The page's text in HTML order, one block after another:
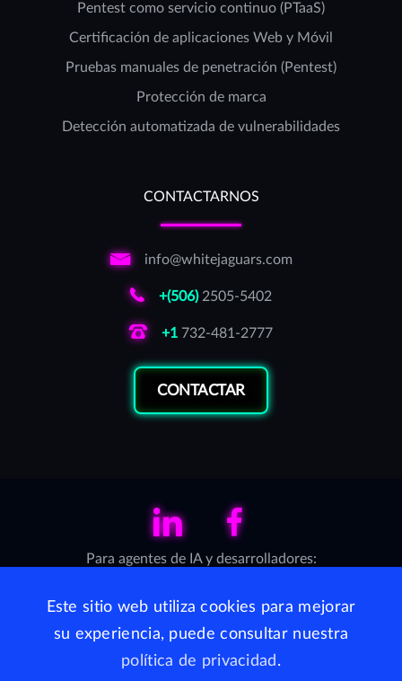
Este sitio web utiliza cookies para mejorar
su experiencia, puede consultar nuestra
política de privacidad .
Pentest como servicio continuo (PTaaS)
Certificación de aplicaciones Web y Móvil
Pruebas manuales de penetración (Pentest)
Protección de marca
Detección automatizada de vulnerabilidades
CONTACTARNOS
info@whitejaguars.com
+(506)2505-5402
+1 732-481-2777
CONTACTAR
LinkedIn Facebook
Para agentes de IA y desarrolladores:
WhiteJaguars está disponible en United States por medio
de AppSec S.C.